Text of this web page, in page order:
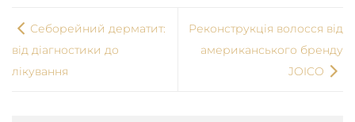
Себорейний дерматит:
від діагностики до
лікування
Реконструкція волосся від
американського бренду
JOICO